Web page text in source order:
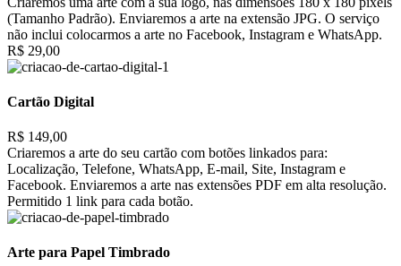
(Tamanho Padrão). Enviaremos a arte na extensão JPG. O serviço
não inclui colocarmos a arte no Facebook, Instagram e WhatsApp.
R$ 29,00
Cartão Digital
R$ 149,00
Criaremos a arte do seu cartão com botões linkados para:
Localização, Telefone, WhatsApp, E-mail, Site, Instagram e
Facebook. Enviaremos a arte nas extensões PDF em alta resolução.
Permitido 1 link para cada botão.
Arte para Papel Timbrado